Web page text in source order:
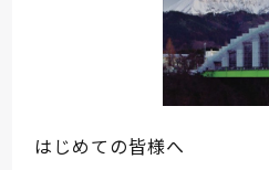
はじめての皆様へ